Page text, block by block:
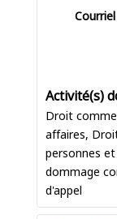
Droit
affaires,
personnes
dommage
d'appel